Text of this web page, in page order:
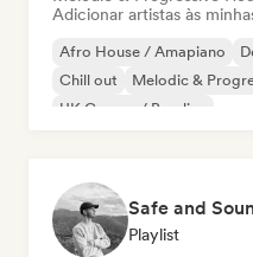
Adicionar artistas às
Afro House / Amapiano
Chill out
Melodic &
UK Garage / Bassline
Safe and
Playlist